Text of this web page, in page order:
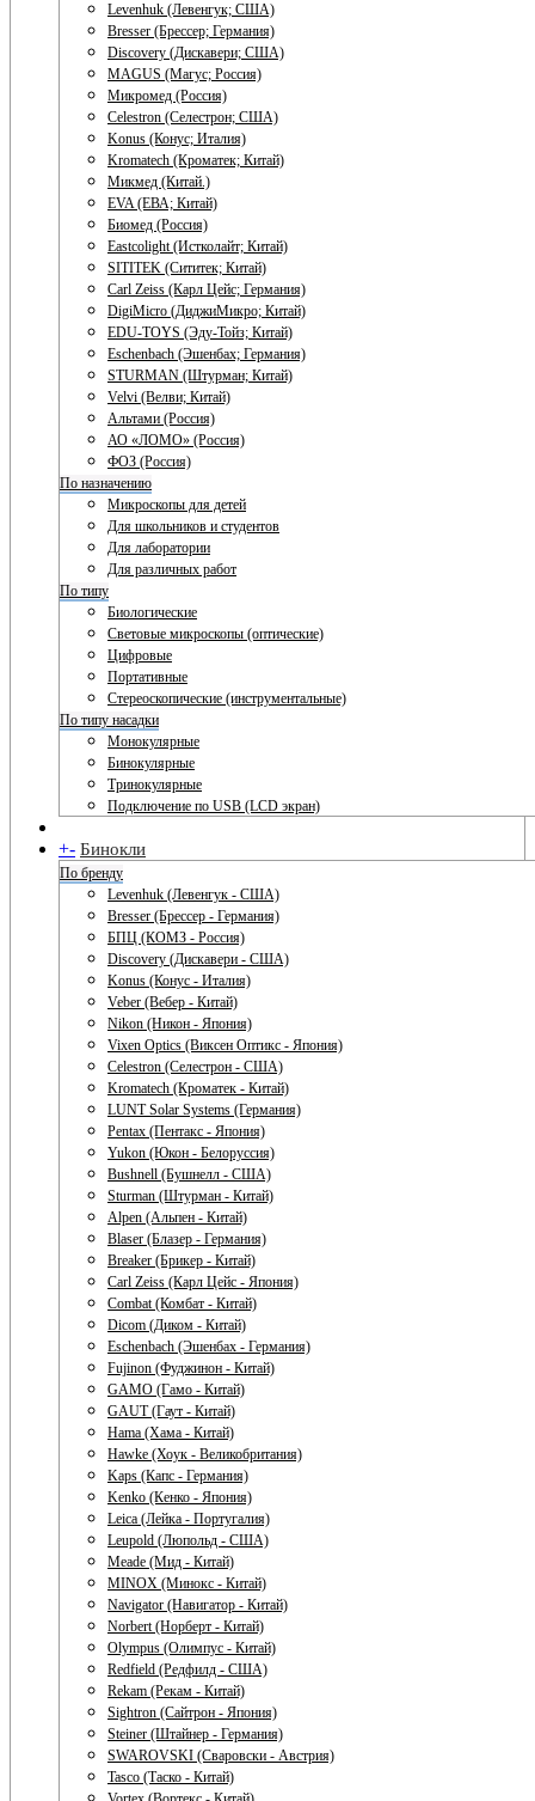
Levenhuk (Левенгук; США)
Bresser (Брессер; Германия)
Discovery (Дискавери; США)
MAGUS (Магус; Россия)
Микромед (Россия)
Celestron (Селестрон; США)
Konus (Конус; Италия)
Kromatech (Кроматек; Китай)
Микмед (Китай.)
EVA (ЕВА; Китай)
Биомед (Россия)
Eastcolight (Истколайт; Китай)
SITITEK (Сититек; Китай)
Carl Zeiss (Карл Цейс; Германия)
DigiMicro (ДиджиМикро; Китай)
EDU-TOYS (Эду-Тойз; Китай)
Eschenbach (Эшенбах; Германия)
STURMAN (Штурман; Китай)
Velvi (Велви; Китай)
Альтами (Россия)
АО «ЛОМО» (Россия)
ФОЗ (Россия)
По назначению
Микроскопы для детей
Для школьников и студентов
Для лаборатории
Для различных работ
По типу
Биологические
Световые микроскопы (оптические)
Цифровые
Портативные
Стереоскопические (инструментальные)
По типу насадки
Монокулярные
Бинокулярные
Тринокулярные
Подключение по USB (LCD экран)
+- Бинокли
По бренду
Levenhuk (Левенгук - США)
Bresser (Брессер - Германия)
БПЦ (КОМЗ - Россия)
Discovery (Дискавери - США)
Konus (Конус - Италия)
Veber (Вебер - Китай)
Nikon (Никон - Япония)
Vixen Optics (Виксен Оптикс - Япония)
Celestron (Селестрон - США)
Kromatech (Кроматек - Китай)
LUNT Solar Systems (Германия)
Pentax (Пентакс - Япония)
Yukon (Юкон - Белоруссия)
Bushnell (Бушнелл - США)
Sturman (Штурман - Китай)
Alpen (Альпен - Китай)
Blaser (Блазер - Германия)
Breaker (Брикер - Китай)
Carl Zeiss (Карл Цейс - Япония)
Combat (Комбат - Китай)
Dicom (Диком - Китай)
Eschenbach (Эшенбах - Германия)
Fujinon (Фуджинон - Китай)
GAMO (Гамо - Китай)
GAUT (Гаут - Китай)
Hama (Хама - Китай)
Hawke (Хоук - Великобритания)
Kaps (Капс - Германия)
Kenko (Кенко - Япония)
Leica (Лейка - Португалия)
Leupold (Люпольд - США)
Meade (Мид - Китай)
MINOX (Минокс - Китай)
Navigator (Навигатор - Китай)
Norbert (Норберт - Китай)
Olympus (Олимпус - Китай)
Redfield (Редфилд - США)
Rekam (Рекам - Китай)
Sightron (Сайтрон - Япония)
Steiner (Штайнер - Германия)
SWAROVSKI (Сваровски - Австрия)
Tasco (Таско - Китай)